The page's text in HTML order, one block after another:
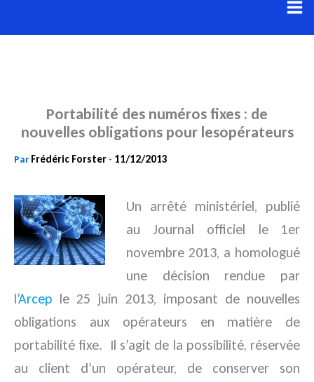
au
Portabilité des numéros fixes : de
nouvelles obligations pour lesopérateurs
Par Frédéric Forster - 11/12/2013
Un arrêté ministériel, publié
au Journal officiel le 1er
novembre 2013, a homologué
une décision rendue par
l’Arcep le 25 juin 2013, imposant de nouvelles
obligations aux opérateurs en matière de
portabilité fixe. Il s’agit de la possibilité, réservée
au client d’un opérateur, de conserver son